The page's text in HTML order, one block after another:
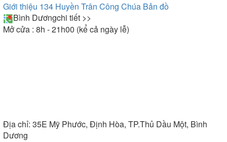
Giới thiệu 134 Huyền Trân Công Chúa Bản đồ
Bình Dươngchi tiết >>
Mở cửa : 8h - 21h00 (kể cả ngày lễ)
Địa chỉ: 35E Mỹ Phước, Định Hòa, TP.Thủ Dầu Một, Bình
Dương